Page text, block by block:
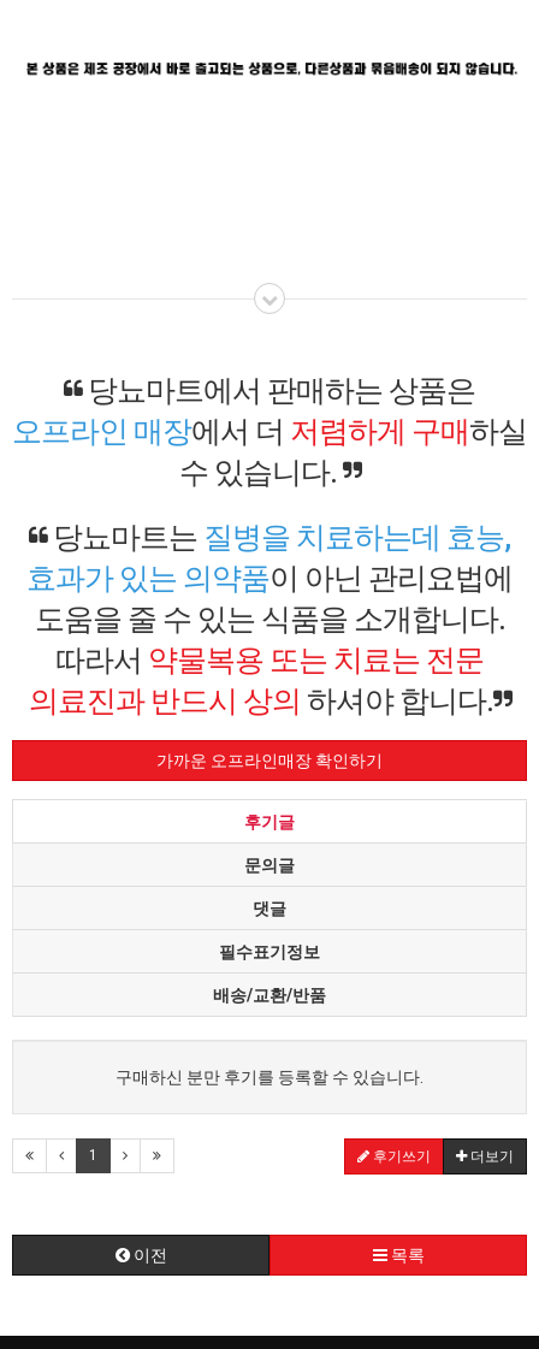
당뇨마트에서 판매하는 상품은
오프라인 매장에서 더 저렴하게 구매하실
수 있습니다.
당뇨마트는 질병을 치료하는데 효능,
효과가 있는 의약품이 아닌 관리요법에
도움을 줄 수 있는 식품을 소개합니다.
따라서 약물복용 또는 치료는 전문
의료진과 반드시 상의 하셔야 합니다.
가까운 오프라인매장 확인하기
후기글
문의글
댓글
필수표기정보
배송/교환/반품
구매하신 분만 후기를 등록할 수 있습니다.
1 후기쓰기 더보기
이전 목록